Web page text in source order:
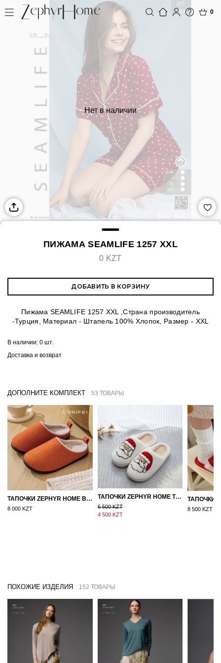
0
Нет в наличии
ПИЖАМА SEAMLIFE 1257 XXL
0 KZT
ДОБАВИТЬ В КОРЗИНУ
Пижама SEAMLIFE 1257 XXL ,Страна производитель
-Турция, Материал - Штапель 100% Хлопок, Размер - XXL
В наличии: 0 шт.
Доставка и возврат
ДОПОЛНИТЕ КОМПЛЕКТ 53 ТОВАРЫ
ТАПОЧКИ ZEPHYR HOME ВОЙЛОК ОРАНЖЕВЫЙ
8 000 KZT
ТАПОЧКИ ZEPHYR HOME ТЕДДИ ДЕД МОРОЗ NEW
6 500 KZT
4 500 KZT
8 500 KZT
ПОХОЖИЕ ИЗДЕЛИЯ 152 ТОВАРЫ